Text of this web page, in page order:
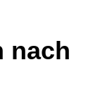
nach